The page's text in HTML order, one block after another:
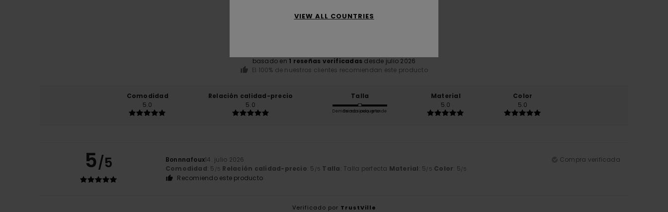
5.0
basado en 1 reseñas verificadas desde julio 2026
El 100% de nuestros clientes recomiendan este producto
Comodidad
5.0
Relación calidad-precio
5.0
Talla
Demasiado pequeño
Demasiado grande
Material
5.0
Color
5.0
5/5 Bonnnafoux14. julio 2026
Compra verificada
Comodidad: 5 /5 Relación calidad-precio: 5 /5 Talla: Talla perfecta Material: 5/5 Color: 5/5
Recomiendo este producto
Verificado por TrustVille
VIEW ALL COUNTRIES